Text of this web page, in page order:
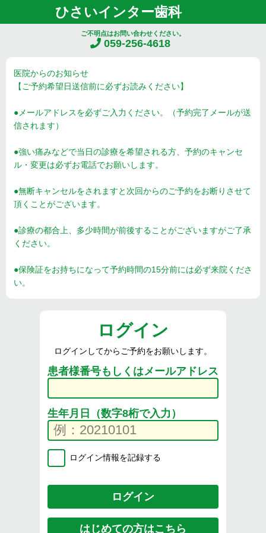
ひさいインター歯科
ご不明点はお問い合わせください。
059-256-4618
医院からのお知らせ
【ご予約希望日送信前に必ずお読みください】
●メールアドレスを必ずご入力ください。（予約完了メールが送
信されます）
●強い痛みなどで当日の診療を希望される方、予約のキャンセ
ル・変更は必ずお電話でお願いします。
●無断キャンセルをされますと次回からのご予約をお断りさせて
頂くことがございます。
●診療の都合上、多少時間が前後することがございますがご了承
ください。
●保険証をお持ちになって予約時間の15分前には必ず来院くださ
い。
ログイン
ログインしてからご予約をお願いします。
患者様番号もしくはメールアドレス
生年月日（数字8桁で入力）
ログイン情報を記録する
はじめての方はこちら